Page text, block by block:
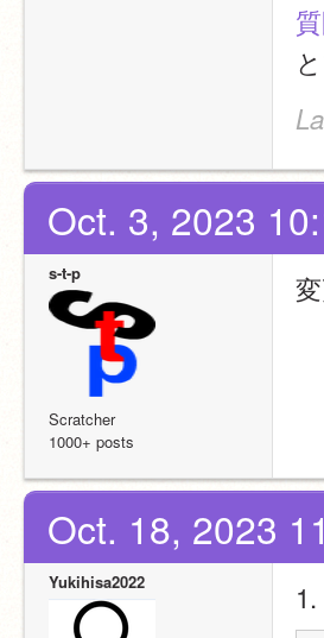
Oct. 3, 2023
s-t-p
Scratcher
1000+ posts
Oct. 18, 2023
Yukihisa2022
1.